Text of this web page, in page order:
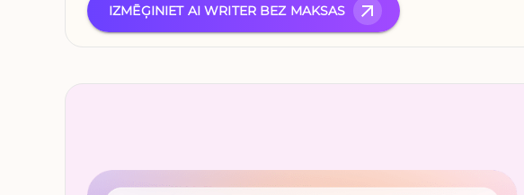
IZMĒĢINIET AI WRITER BEZ MAKSAS